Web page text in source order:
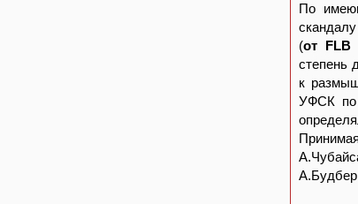
По
(от FLB
степень
к
УФСК по